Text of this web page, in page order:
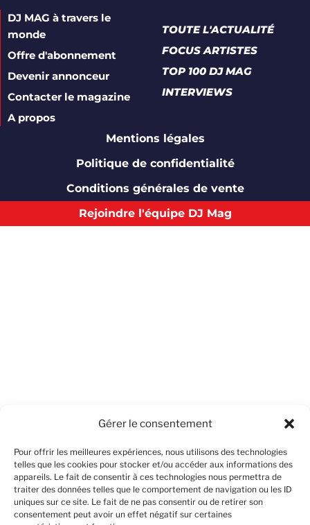
Gérer le consentement
Pour offrir les meilleures expériences, nous utilisons des technologies
telles que les cookies pour stocker et/ou accéder aux informations des
appareils. Le fait de consentir à ces technologies nous permettra de
traiter des données telles que le comportement de navigation ou les ID
uniques sur ce site. Le fait de ne pas consentir ou de retirer son
consentement peut avoir un effet négatif sur certaines
DJ MAG à travers le
monde
Offre d'abonnement
Devenir annonceur
Contacter le magazine
A propos
TOUTE L'ACTUALITÉ
FOCUS ARTISTES
TOP 100 DJ MAG
INTERVIEWS
Mentions légales
Politique de confidentialité
Conditions générales de vente
Rejoindre l'équipe DJ Mag